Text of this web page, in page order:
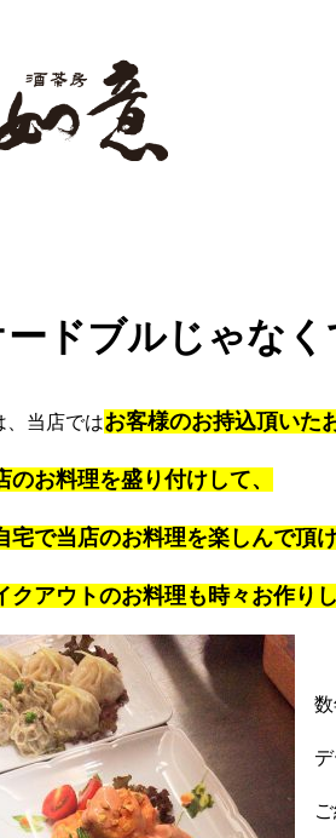
ードブルじゃな
、当店ではお客様のお持込頂いた
のお料理を盛り付けして、
宅で当店のお料理を楽しんで頂
クアウトのお料理も時々お作り
数